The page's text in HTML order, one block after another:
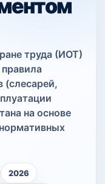
труда (ИОТ)
(слесарей,
на основе
2026